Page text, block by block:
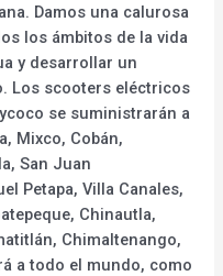
Damos una calurosa
los ámbitos de la vida
y desarrollar un
Los scooters eléctricos
se suministrarán a
Mixco, Cobán,
San Juan
Petapa, Villa Canales,
Chinautla,
Chimaltenango,
a todo el mundo, como